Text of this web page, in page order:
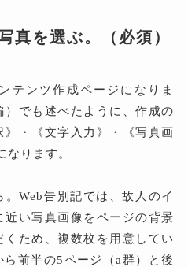
真を選ぶ。（必須）
テンツ作成ページになりま
でも述べたように、作成の
・《文字入力》・《写真画
なります。
Web告別記では、故人のイ
近い写真画像をページの背景
ため、複数枚を用意してい
前半の5ページ（a群）と後